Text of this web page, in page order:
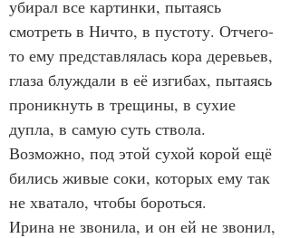
убирал все картинки, пытаясь
смотреть в Ничто, в пустоту. Отчего-
то ему представлялась кора деревьев,
глаза блуждали в её изгибах, пытаясь
проникнуть в трещины, в сухие
дупла, в самую суть ствола.
Возможно, под этой сухой корой ещё
бились живые соки, которых ему так
не хватало, чтобы бороться.
Ирина не звонила, и он ей не звонил,